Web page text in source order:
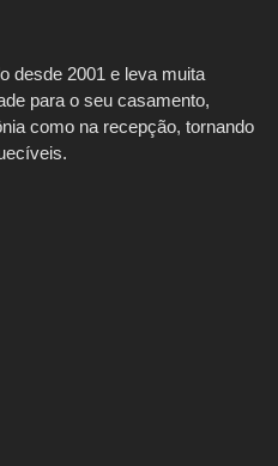
desde 2001 e leva muita
para o seu casamento,
como na recepção, tornando